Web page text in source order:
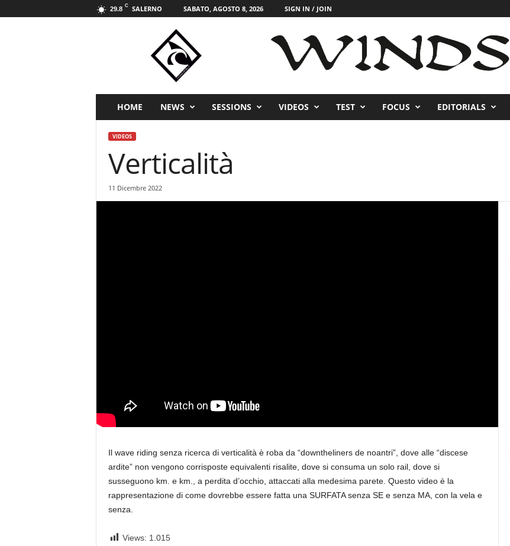
29.8 C SALERNO SABATO, AGOSTO 8, 2026 SIGN IN / JOIN
t
HOME NEWS SESSIONS VIDEOS TEST FOCUS EDITORIALS
VIDEOS
Verticalità
11 Dicembre 2022
Il wave riding senza ricerca di verticalità è roba da “downtheliners de noantri”, dove alle “discese
ardite” non vengono corrisposte equivalenti risalite, dove si consuma un solo rail, dove si
susseguono km. e km., a perdita d’occhio, attaccati alla medesima parete. Questo video è la
rappresentazione di come dovrebbe essere fatta una SURFATA senza SE e senza MA, con la vela e
senza.
Views: 1.015